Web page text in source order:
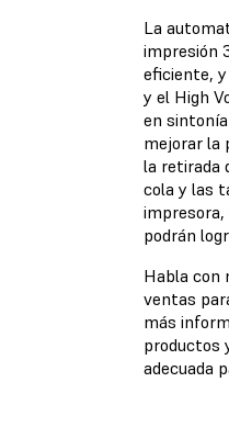
La
impresión
eficiente,
y el High
en
mejorar la
la retirada
cola y las
podrán
Habla con
ventas
más
productos
adecuada